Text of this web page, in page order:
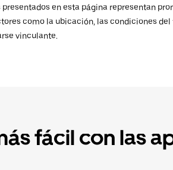
presentados en esta página representan
como la ubicación, las condiciones
vinculante.
fácil con las